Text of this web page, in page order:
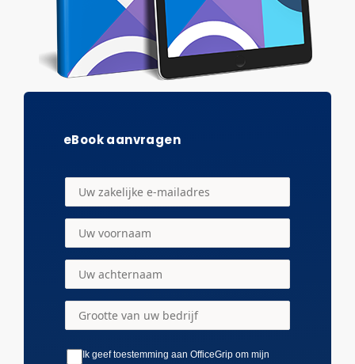
eBook aanvragen
Ik geef toestemming aan OfficeGrip om mijn